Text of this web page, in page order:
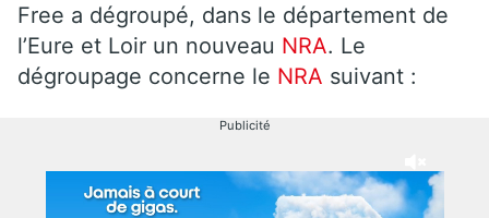
Free a dégroupé, dans le département de
l’Eure et Loir un nouveau NRA. Le
dégroupage concerne le NRA suivant :
Publicité